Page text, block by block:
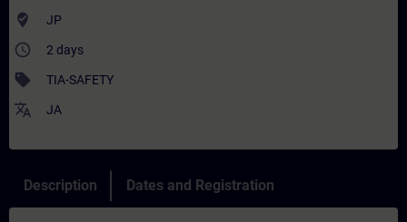
where_to_vote JP
access_time 2 days
sell TIA-SAFETY
translate JA
Description Dates and Registration